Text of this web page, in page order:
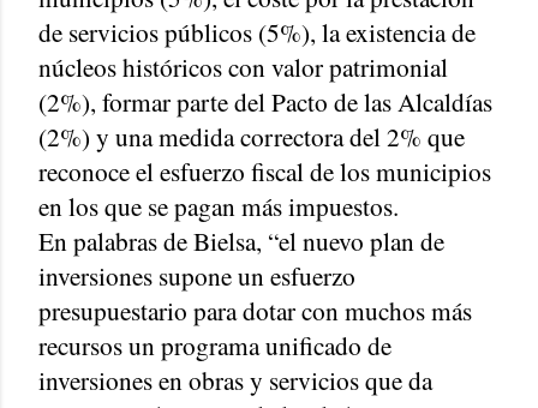
de servicios públicos (5%), la existencia de
núcleos históricos con valor patrimonial
(2%), formar parte del Pacto de las Alcaldías
(2%) y una medida correctora del 2% que
reconoce el esfuerzo fiscal de los municipios
en los que se pagan más impuestos.
En palabras de Bielsa, “el nuevo plan de
inversiones supone un esfuerzo
presupuestario para dotar con muchos más
recursos un programa unificado de
inversiones en obras y servicios que da